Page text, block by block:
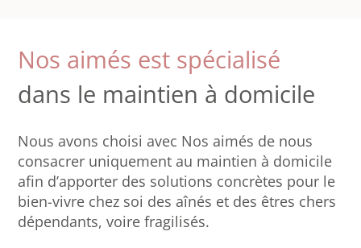
Nos aimés est spécialisé
dans le maintien à domicile
Nous avons choisi avec Nos aimés de nous
consacrer uniquement au maintien à domicile
afin d’apporter des solutions concrètes pour le
bien-vivre chez soi des aînés et des êtres chers
dépendants, voire fragilisés.